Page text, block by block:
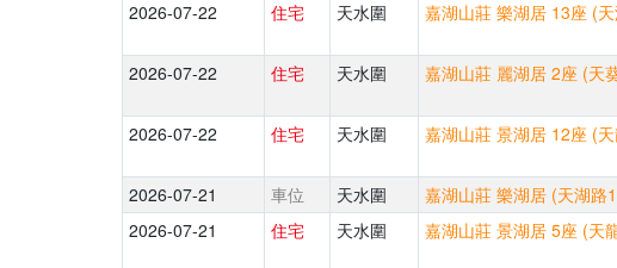
2026-07-22 住宅 天水圍 嘉湖山莊 樂湖居 13座 (
2026-07-22 住宅 天水圍 嘉湖山莊 麗湖居 2座 (天
2026-07-22 住宅 天水圍 嘉湖山莊 景湖居 12座 (
2026-07-21 車位 天水圍 嘉湖山莊 樂湖居 (天湖路
2026-07-21
住宅 天水圍 嘉湖山莊 景湖居 5座 (天